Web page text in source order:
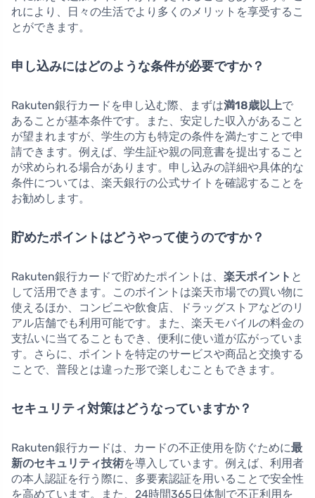
れにより、日々の生活でより多くのメリットを享受するこ
とができます。
申し込みにはどのような条件が必要ですか？
Rakuten銀行カードを申し込む際、まずは満18歳以上で
あることが基本条件です。また、安定した収入があること
が望まれますが、学生の方も特定の条件を満たすことで申
請できます。例えば、学生証や親の同意書を提出すること
が求められる場合があります。申し込みの詳細や具体的な
条件については、楽天銀行の公式サイトを確認することを
お勧めします。
貯めたポイントはどうやって使うのですか？
Rakuten銀行カードで貯めたポイントは、 楽天ポイント と
して活用できます。このポイントは楽天市場での買い物に
使えるほか、コンビニや飲食店、ドラッグストアなどのリ
アル店舗でも利用可能です。また、楽天モバイルの料金の
支払いに当てることもでき、便利に使い道が広がっていま
す。さらに、ポイントを特定のサービスや商品と交換する
ことで、普段とは違った形で楽しむこともできます。
セキュリティ対策はどうなっていますか？
Rakuten銀行カードは、カードの不正使用を防ぐために最
新のセキュリティ技術を導入しています。例えば、利用者
の本人認証を行う際に、多要素認証を用いることで安全性
を高めています。また、24時間365日体制で不正利用を